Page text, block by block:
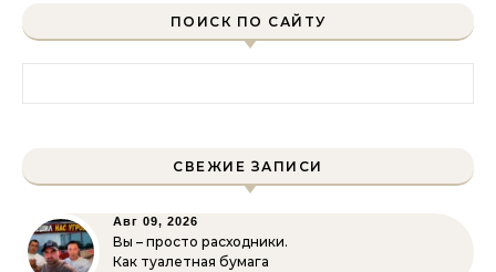
ПОИСК ПО САЙТУ
СВЕЖИЕ ЗАПИСИ
Авг 09, 2026
Вы – просто расходники.
Как туалетная бумага